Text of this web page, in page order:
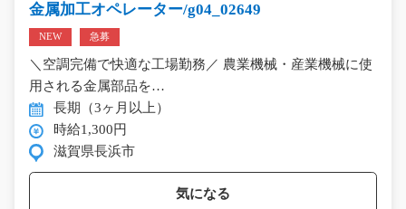
金属加工オペレーター/g04_02649
NEW 急募
＼空調完備で快適な工場勤務／ 農業機械・産業機械に使
用される金属部品を…
長期（3ヶ月以上）
時給1,300円
滋賀県長浜市
気になる